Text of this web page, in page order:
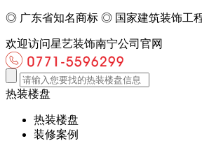
◎ 广东省知名商标 ◎ 国家建筑装饰工
欢迎访问星艺装饰南宁公司官网
热装楼盘
热装楼盘
装修案例